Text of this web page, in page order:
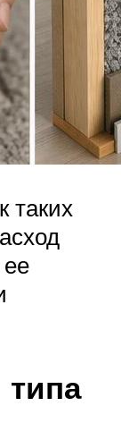
таких
типа